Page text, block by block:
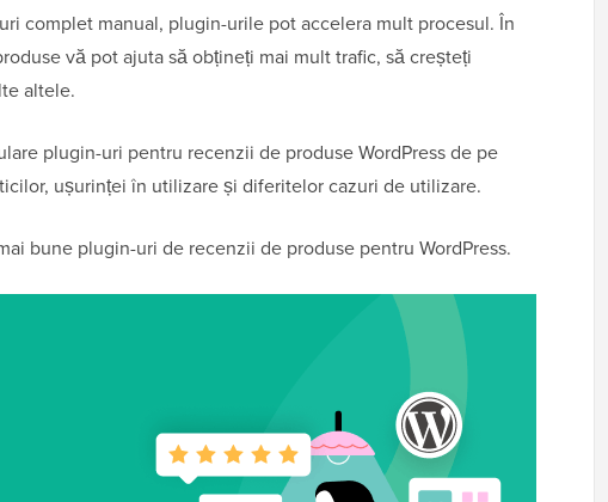
complet manual, plugin-urile pot accelera mult procesul. În
vă pot ajuta să obțineți mai mult trafic, să creșteți
altele.
plugin-uri pentru recenzii de produse WordPress de pe
ușurinței în utilizare și diferitelor cazuri de utilizare.
bune plugin-uri de recenzii de produse pentru WordPress.